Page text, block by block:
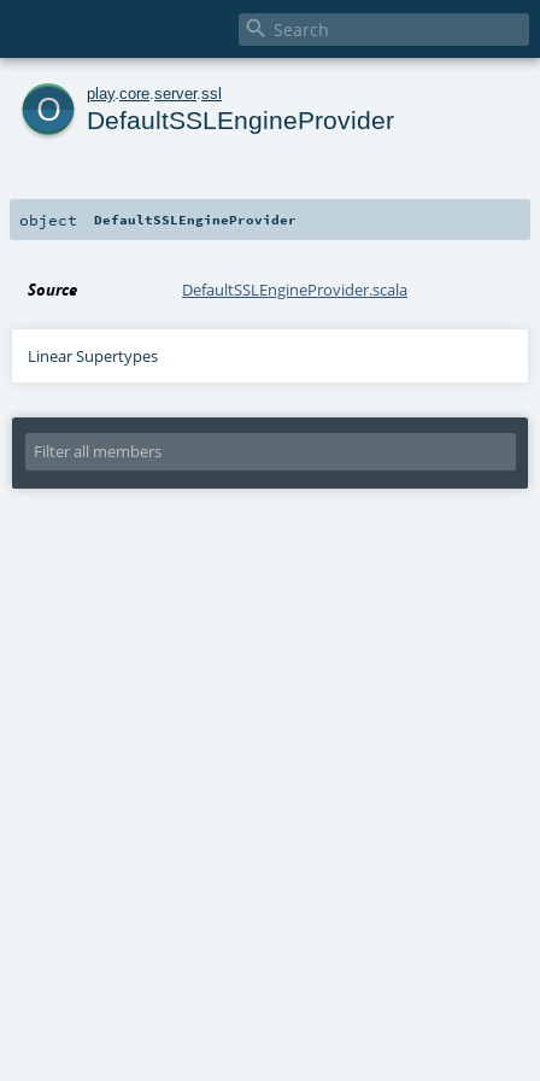

o play. core server.ssl
DefaultSSLEngineProvider
object DefaultSSLEngineProvider
Source DefaultSSLEngineProvider.scala
Linear Supertypes